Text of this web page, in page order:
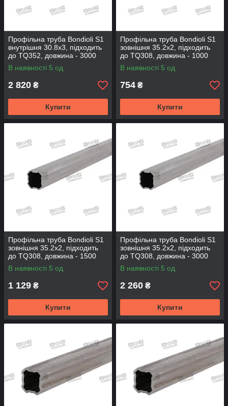
Профільна труба Bondioli S1
внутрішня 30.8x3, підходить
до TQ352, довжина - 3000
мм (TQ308-300)
В наявності 5 од.
2 820 ₴
Купити
Профільна труба Bondioli S1
зовнішня 35.2x2, підходить
до TQ308, довжина - 1000
мм (TQ352-100)
В наявності 5 од.
754 ₴
Купити
Профільна труба Bondioli S1
зовнішня 35.2x2, підходить
до TQ308, довжина - 1500
мм (TQ352-150)
В наявності 5 од.
1 129 ₴
Купити
Профільна труба Bondioli S1
зовнішня 35.2x2, підходить
до TQ308, довжина - 3000
мм (TQ352-300)
В наявності 5 од.
2 260 ₴
Купити